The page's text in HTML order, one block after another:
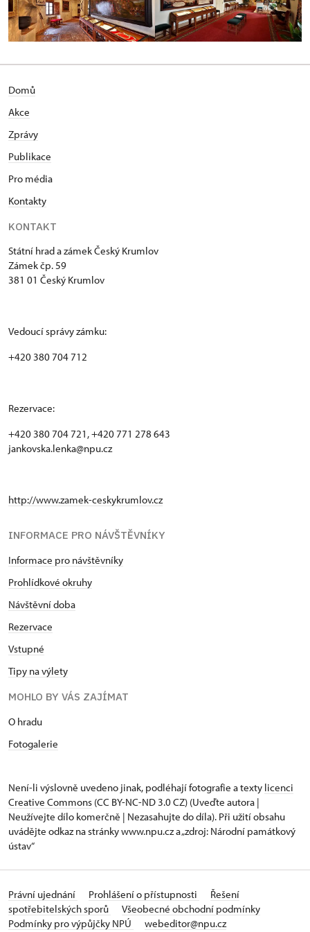
Domů
Akce
Zprávy
Publikace
Pro média
Kontakty
KONTAKT
Státní hrad a zámek Český Krumlov
Zámek čp. 59
381 01 Český Krumlov
Vedoucí správy zámku:
+420 380 704 712
Rezervace:
+420 380 704 721, +420 771 278 643
jankovska.lenka@npu.cz
http://www.zamek-ceskykrumlov.cz
INFORMACE PRO NÁVŠTĚVNÍKY
Informace pro návštěvníky
Prohlídkové okruhy
Návštěvní doba
Rezervace
Vstupné
Tipy na výlety
MOHLO BY VÁS ZAJÍMAT
O hradu
Fotogalerie
Není-li výslovně uvedeno jinak, podléhají fotografie a texty licenci
Creative Commons (CC BY-NC-ND 3.0 CZ) (Uveďte autora |
Neužívejte dílo komerčně | Nezasahujte do díla). Při užití obsahu
uvádějte odkaz na stránky www.npu.cz a „zdroj: Národní památkový
ústav“
Právní ujednání Prohlášení o přístupnosti
Řešení
spotřebitelských sporů
Všeobecné obchodní podmínky
Podmínky pro výpůjčky NPÚ
webeditor@npu.cz